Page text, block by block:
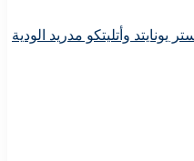
يونايتد وأتليتكو مدريد الودية